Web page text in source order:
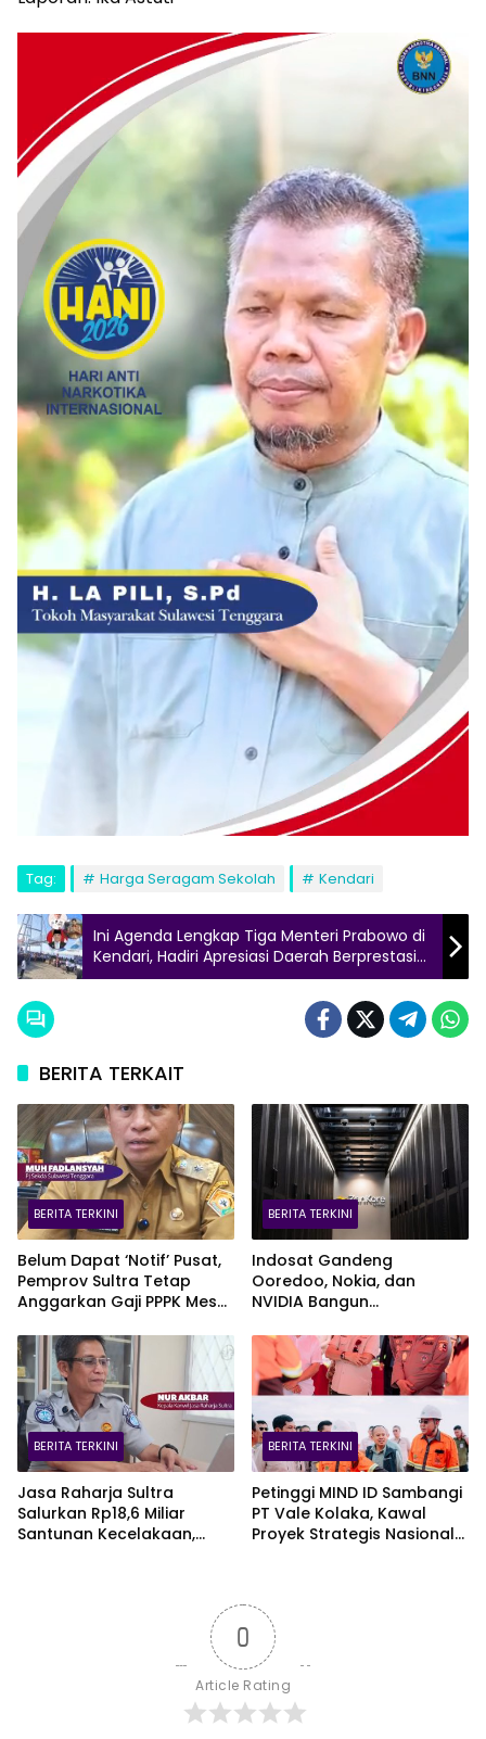
Tag: Harga Seragam Sekolah Kendari
Ini Agenda Lengkap Tiga Menteri Prabowo di
Kendari, Hadiri Apresiasi Daerah Berprestasi
2026
BERITA TERKAIT
BERITA TERKINI
Belum Dapat ‘Notif’ Pusat,
Pemprov Sultra Tetap
Anggarkan Gaji PPPK Meski
BERITA TERKINI
Indosat Gandeng
Ooredoo, Nokia, dan
NVIDIA Bangun
Asia Tenggara Lewat
Zankore
BERITA TERKINI
Jasa Raharja Sultra
Salurkan Rp18,6 Miliar
Santunan Kecelakaan,
BERITA TERKINI
Petinggi MIND ID Sambangi
PT Vale Kolaka, Kawal
Proyek Strategis Nasional
0
Article Rating